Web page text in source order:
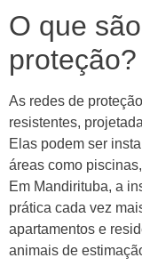
O que
proteção?
As redes de
resistentes,
Elas podem ser
áreas como
Em Mandirituba, a
prática cada vez
apartamentos e
animais de